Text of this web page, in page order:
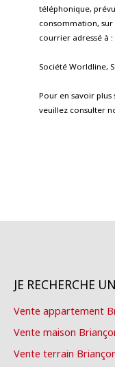
téléphonique,
consommation,
courrier adressé à :
Société Worldline,
Pour en savoir
veuillez consulter
JE RECHERCHE
Vente appartement
Vente maison
Vente terrain